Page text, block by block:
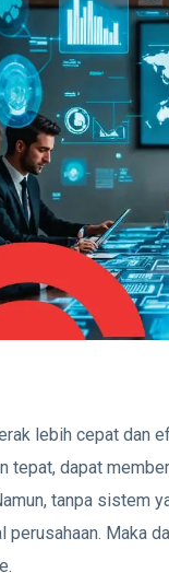
lebih cepat dan
tepat, dapat
tanpa sistem
Maka